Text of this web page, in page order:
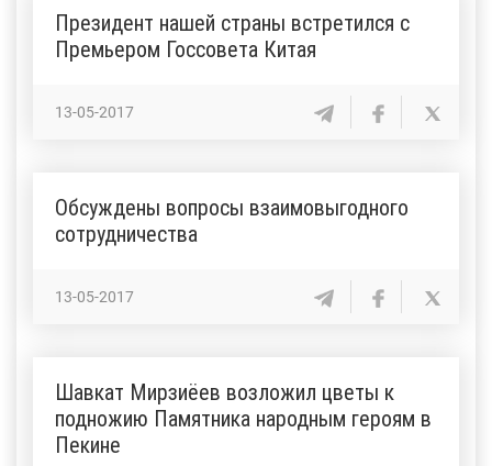
Президент нашей страны встретился с
Премьером Госсовета Китая
13-05-2017
Обсуждены вопросы взаимовыгодного
сотрудничества
13-05-2017
Шавкат Мирзиёев возложил цветы к
подножию Памятника народным героям в
Пекине